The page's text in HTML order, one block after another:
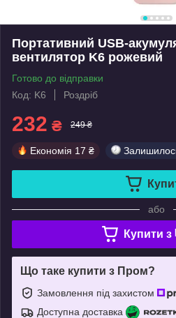
Портативний USB-
вентилятор K6 рожевий
Готово до відправки
Код: K6
Роздріб
232 ₴ 249 ₴
Економія 17 ₴
або
Купити з
Що таке купити з Пром?
Замовлення під захистом
Доступна доставка